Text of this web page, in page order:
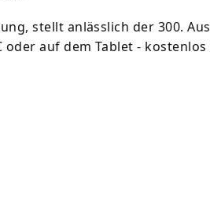
stellt anlässlich der 300.
oder auf dem Tablet -